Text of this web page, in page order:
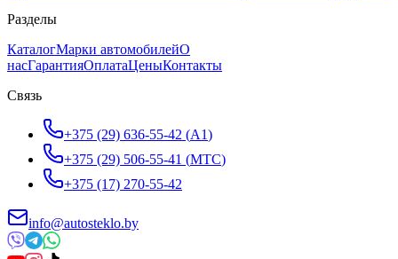
Разделы
КаталогМарки автомобилейО
насГарантияОплатаЦеныКонтакты
Связь
+375 (29) 636-55-42 (A1)
+375 (29) 506-55-41 (МТС)
+375 (17) 270-55-42
info@autosteklo.by